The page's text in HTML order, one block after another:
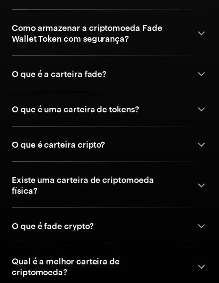
Como armazenar a criptomoeda Fade
Wallet Token com segurança?
O que é a carteira fade?
O que é uma carteira de tokens?
O que é carteira cripto?
Existe uma carteira de criptomoeda
física?
O que é fade crypto?
Qual é a melhor carteira de
criptomoeda?